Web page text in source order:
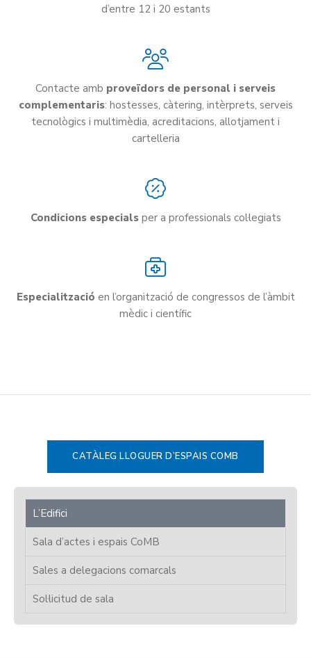
d’entre 12 i 20 estants
Contacte amb proveïdors de personal i serveis
complementaris: hostesses, càtering, intèrprets, serveis
tecnològics i multimèdia, acreditacions, allotjament i
cartelleria
Condicions especialsper a professionals col·legiats
Especialització en l’organització de congressos de l’àmbit
mèdic i científic
CATÀLEG LLOGUER D’ESPAIS COMB
L’Edifici
Sala d’actes i espais CoMB
Sales a delegacions comarcals
Sol·licitud de sala